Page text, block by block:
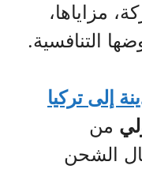
مزاياها،
التنافسية.
إلى تركيا
من
الشحن